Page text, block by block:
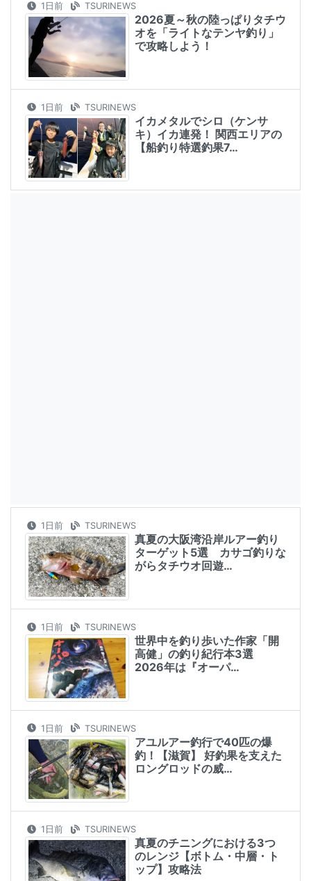
1日前 TSURINEWS
2026夏～秋の陸っぱりタチウ
オを「ライトなテンヤ釣り」
で攻略しよう！
1日前 TSURINEWS
イカメタルでシロ（ケンサ
キ）イカ連発！ 関西エリアの
【船釣り特選釣果7…
1日前 TSURINEWS
真夏の大阪湾沿岸ルアー釣り
ターゲット5選 カサゴ釣りな
がらタチウオ回遊…
1日前 TSURINEWS
世界中を釣り歩いた作家「開
高健」の釣り紀行本3選
2026年は『オーパ…
1日前 TSURINEWS
アユルアー釣行で40匹の爆
釣！【滋賀】 好釣果を支えた
ロングロッドの威…
1日前 TSURINEWS
真夏のチニングにおける3つ
のレンジ【ボトム・中層・ト
ップ】攻略法